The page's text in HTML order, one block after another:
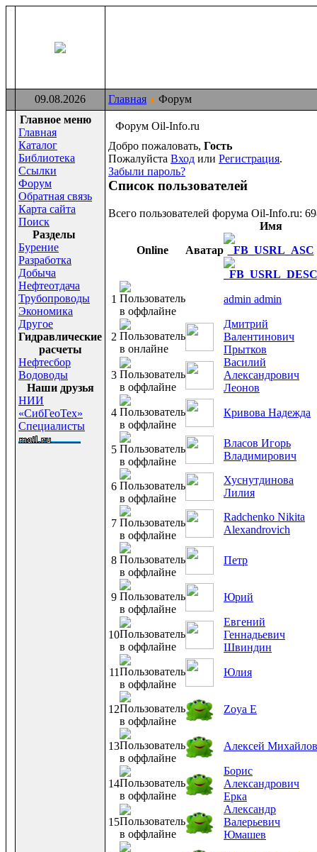
09.08.2026 Главная
Форум
Главное меню
Главная
Каталог
Библиотека
Ссылки
Форум
Обратная связь
Карта сайта
Поиск
Раздeлы
Бурение
Разработка
Добыча
Нефтеотдача
Трубопроводы
Экономика
Другое
Гидравлические
расчеты
Нефтесбор
Водоводы
Наши друзья
НИИ
«СибГеоТех»
Специалисты
Форум Oil-Info.ru
Добро пожаловать, Гость
Пожалуйста Вход или Регистрация.
Забыли пароль?
Список пользователей
Всего пользователей форума Oil-Info.ru:
Online Аватар
Имя
1 admin admin
2
Дмитрий
Валентинович
Прытков
3
Василий
Александрович
Леонов
4 Кривова Надежда
5
Власов Игорь
Владимирович
6
Хуснутдинова
Лилия
7
Radchenko Nikita
Alexandrovich
8 Петр
9 Юрий
10
Евгений
Геннадьевич
Швиндин
11 Юлия
12 Zoya E
13 Алексей Михайлов
14
Борис
Александрович
Ерка
15
Александр
Валерьевич
Юмашев